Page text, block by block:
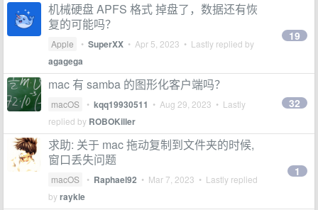
机械硬盘 APFS 格式 掉盘了，数据还有恢
复的可能吗？
Apple • SuperXX • Apr 5, 2023 • Lastly replied by
agagega
19
mac 有 samba 的图形化客户端吗？
macOS • kqq19930511 • Aug 29, 2023 • Lastly
replied by ROBOKiller
32
求助: 关于 mac 拖动复制到文件夹的时候,
窗口丢失问题
macOS • Raphael92 • Mar 7, 2023 • Lastly replied
byraykle
1